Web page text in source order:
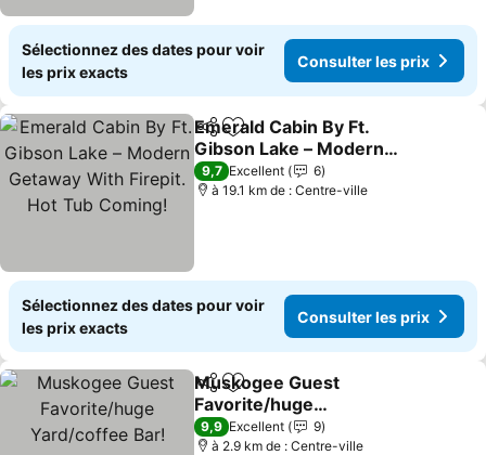
Sélectionnez des dates pour voir
les prix exacts
Consulter les prix
PartagerAjouter à mes favoris
Emerald Cabin By Ft.
Gibson Lake – Modern
Getaway With Firepit. Hot
Tub Coming!
Consulter les prix
9,7 Excellent
6
à 19.1 km de : Centre-ville
Sélectionnez des dates pour voir
les prix exacts
Consulter les prix
PartagerAjouter à mes favoris
Muskogee Guest
Favorite/huge
Yard/coffee Bar!
Consulter les prix
9,9 Excellent
9
à 2.9 km de : Centre-ville